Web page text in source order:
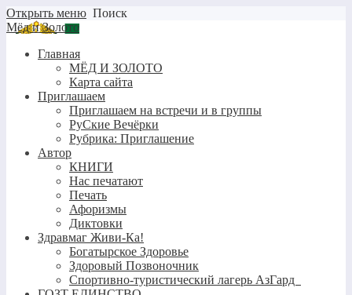
Открыть меню Поиск
Мёд и Золото
Главная
МЁД И ЗОЛОТО
Карта сайта
Приглашаем
Приглашаем на встречи и в группы
РуСкие Вечёрки
Рубрика: Приглашение
Автор
КНИГИ
Нас печатают
Печать
Афоризмы
Диктовки
Здравмаг Живи-Ка!
Богатырское Здоровье
Здоровый Позвоночник
Спортивно-туристический лагерь АзГард